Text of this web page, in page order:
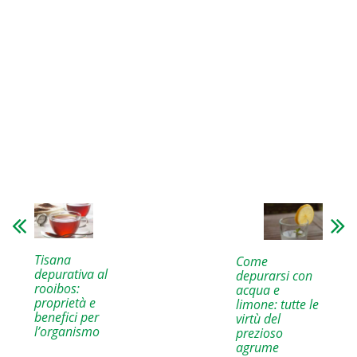
Tisana
depurativa al
rooibos:
proprietà e
benefici per
l’organismo
Come
depurarsi con
acqua e
limone: tutte le
virtù del
prezioso
agrume